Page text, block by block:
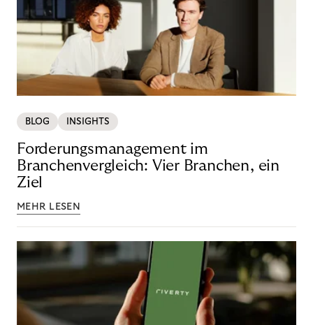
BLOG INSIGHTS
Forderungsmanagement im
Branchenvergleich: Vier Branchen, ein
Ziel
MEHR LESEN